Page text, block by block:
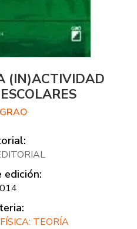
(IN)ACTIVIDAD
edición:
TEORÍA